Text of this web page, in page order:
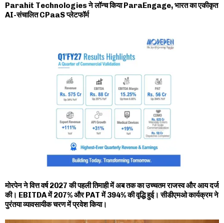
Parahit Technologies ने लॉन्च किया ParaEngage, भारत का एकीकृत
AI-संचालित CPaaS प्लेटफॉर्म
मोरपेन ने वित्त वर्ष 2027 की पहली तिमाही में अब तक का उच्चतम राजस्व और आय दर्ज
की। EBITDA में 207% और PAT में 394% की वृद्धि हुई। सीडीएमओ कार्यक्रम ने
पुरंतया व्यावसायीक चरण में प्रवेश किया।